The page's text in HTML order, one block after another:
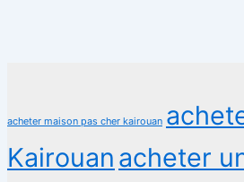
acheter maison pas cher kairouan
Kairouan acheter